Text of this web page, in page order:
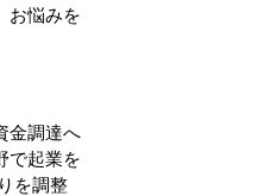
お悩みを
金調達へ
で起業を
を調整